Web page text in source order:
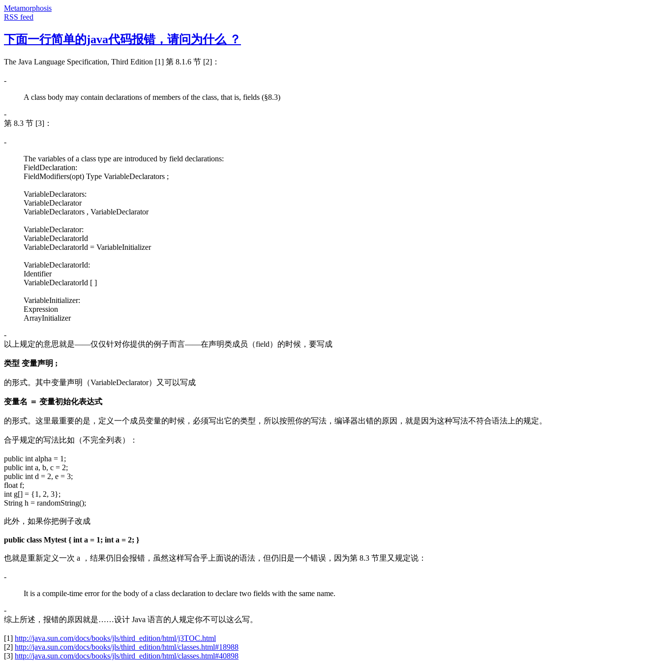
Metamorphosis
RSS feed
下面一行简单的java代码报错，请问为什么 ？
The Java Language Specification, Third Edition [1] 第 8.1.6 节 [2]：
-
A class body may contain declarations of members of the class, that is, fields (§8.3)
-
第 8.3 节 [3]：
-
The variables of a class type are introduced by field declarations:
FieldDeclaration:
FieldModifiers(opt) Type VariableDeclarators ;
VariableDeclarators:
VariableDeclarator
VariableDeclarators , VariableDeclarator
VariableDeclarator:
VariableDeclaratorId
VariableDeclaratorId = VariableInitializer
VariableDeclaratorId:
Identifier
VariableDeclaratorId [ ]
VariableInitializer:
Expression
ArrayInitializer
-
以上规定的意思就是——仅仅针对你提供的例子而言——在声明类成员（field）的时候，要写成
类型 变量声明 ;
的形式。其中变量声明（VariableDeclarator）又可以写成
变量名 ＝ 变量初始化表达式
的形式。这里最重要的是，定义一个成员变量的时候，必须写出它的类型，所以按照你的写法，编译器出错的原因，就是因为这种写法不符合语法上的规定。
合乎规定的写法比如（不完全列表）：
public int alpha = 1;
public int a, b, c = 2;
public int d = 2, e = 3;
float f;
int g[] = {1, 2, 3};
String h = randomString();
此外，如果你把例子改成
public class Mytest { int a = 1; int a = 2; }
也就是重新定义一次 a ，结果仍旧会报错，虽然这样写合乎上面说的语法，但仍旧是一个错误，因为第 8.3 节里又规定说：
-
It is a compile-time error for the body of a class declaration to declare two fields with the same name.
-
综上所述，报错的原因就是……设计 Java 语言的人规定你不可以这么写。
[1] http://java.sun.com/docs/books/jls/third_edition/html/j3TOC.html
[2] http://java.sun.com/docs/books/jls/third_edition/html/classes.html#18988
[3] http://java.sun.com/docs/books/jls/third_edition/html/classes.html#40898